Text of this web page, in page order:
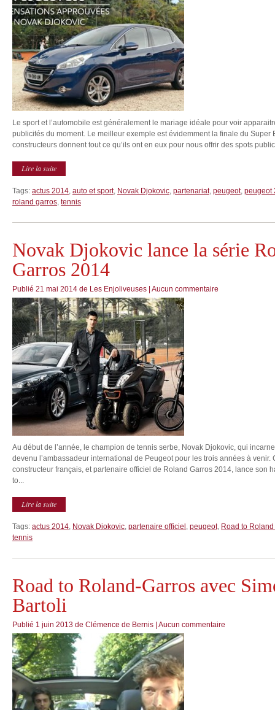
Le sport et l’automobile est généralement le mariage idéale pour voir
publicités du moment. Le meilleur exemple est évidemment la finale du Super
constructeurs donnent tout ce qu’ils ont en eux pour nous offrir des spots
Lire la suite
Tags: actus 2014, auto et sport, Novak Djokovic, partenariat, peugeot, peugeot
roland garros, tennis
Novak Djokovic lance la série
Garros 2014
Publié 21 mai 2014 de Les Enjoliveuses Aucun commentaire
Au début de l’année, le champion de tennis serbe, Novak Djokovic, qui incarne
devenu l’ambassadeur international de Peugeot pour les trois années à venir.
constructeur français, et partenaire officiel de Roland Garros 2014, lance son
to...
Lire la suite
Tags: actus 2014, Novak Djokovic, partenaire officiel , peugeot, Road to
tennis
Road to Roland-Garros avec
Bartoli
Publié 1 juin 2013 de Clémence de Bernis Aucun commentaire